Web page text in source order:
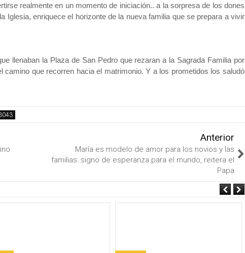
realmente en un momento de iniciación.. a la sorpresa de los dones
Iglesia, enriquece el horizonte de la nueva familia que se prepara a vivir
llenaban la Plaza de San Pedro que rezaran a la Sagrada Familia por
camino que recorren hacia el matrimonio. Y a los prometidos los saludó
Anterior
María es modelo de amor para los novios y las
familias: signo de esperanza para el mundo, reitera el
Papa